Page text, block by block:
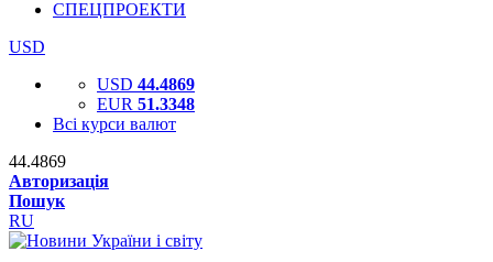
СПЕЦПРОЕКТИ
USD
USD 44.4869
EUR 51.3348
Всі курси валют
44.4869
Авторизація
Пошук
RU